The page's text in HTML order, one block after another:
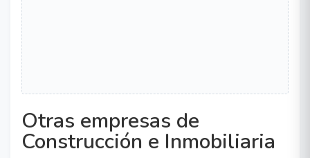
Otras empresas de
Construcción e Inmobiliaria